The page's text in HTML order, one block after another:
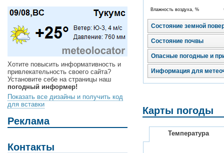
Хотите повысить информативность и
привлекательность своего сайта?
Установите себе на страницы наш
погодный информер!
Показать все дизайны и получить код
для вставки
Реклама
Контакты
Влажность воздуха, %
Состояние земной
Состояние почвы
Опасные погодные и
Информация для
Карты погоды
Температура